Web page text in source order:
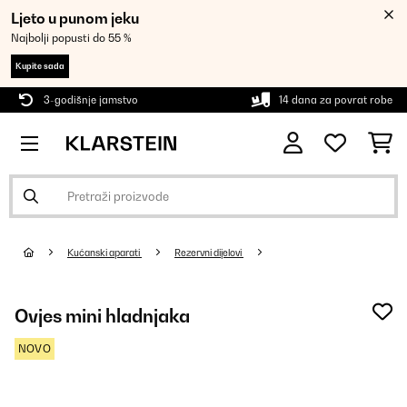
Ljeto u punom jeku
Najbolji popusti do 55 %
Kupite sada
3-godišnje jamstvo 14 dana za povrat robe
Kućanski aparati Rezervni dijelovi
Ovjes mini hladnjaka
NOVO